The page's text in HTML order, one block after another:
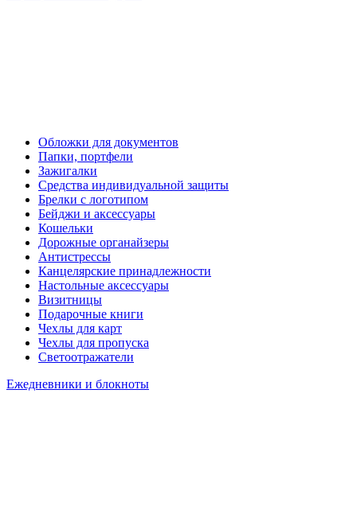
Обложки для документов
Папки, портфели
Зажигалки
Средства индивидуальной защиты
Брелки с логотипом
Бейджи и аксессуары
Кошельки
Дорожные органайзеры
Антистрессы
Канцелярские принадлежности
Настольные аксессуары
Визитницы
Подарочные книги
Чехлы для карт
Чехлы для пропуска
Светоотражатели
Ежедневники и блокноты